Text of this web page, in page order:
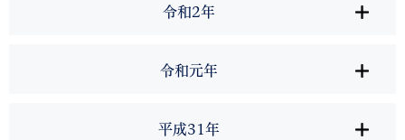
令和2年
令和元年
平成31年